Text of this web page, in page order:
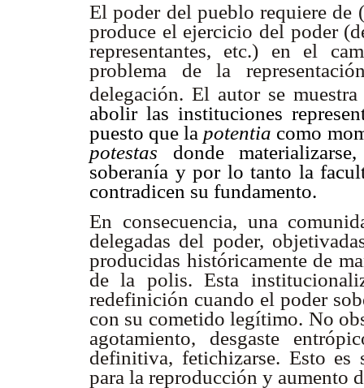
El poder del pueblo requiere de
produce el ejercicio del poder
representantes, etc.) en el
problema de la
delegación. El autor se
abolir las instituciones
puesto que la potentia como
potestas donde
soberanía y por lo tanto la
contradicen su fundamento.
En consecuencia, una
delegadas del poder,
producidas históricamente de
de la polis. Esta
redefinición cuando el poder
con su cometido legítimo. No
agotamiento, desgaste
definitiva, fetichizarse. Esto es
para la reproducción y aumento